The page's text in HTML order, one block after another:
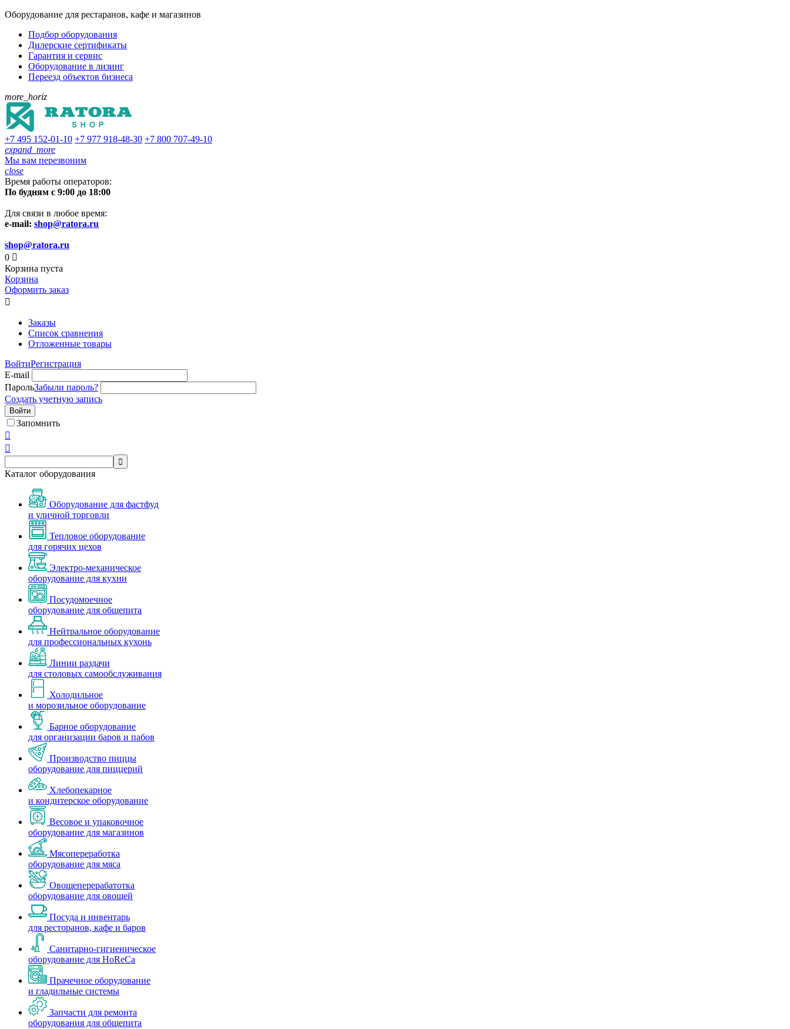
Оборудование для рестаранов, кафе и магазинов
Подбор оборудования
Дилерские сертификаты
Гарантия и сервис
Оборудование в лизинг
Переезд объектов бизнеса
more_horiz
+7 495 152-01-10 +7 977 918-48-30 +7 800 707-49-10
expand_more
Мы вам перезвоним
close
Время работы операторов:
По будням с 9:00 до 18:00
Для связи в любое время:
e-mail: shop@ratora.ru
shop@ratora.ru
0 
Корзина пуста
Корзина
Оформить заказ

Заказы
Список сравнения
Отложенные товары
ВойтиРегистрация
E-mail
ПарольЗабыли пароль?
Создать учетную запись
Войти
Запомнить



Каталог оборудования
Оборудование для фастфуд
и уличной торговли
Тепловое оборудование
для горячих цехов
Электро-механическое
оборудование для кухни
Посудомоечное
оборудование для общепита
Нейтральное оборудование
для профессиональных кухонь
Линии раздачи
для столовых самообслуживания
Холодильное
и морозильное оборудование
Барное оборудование
для организации баров и пабов
Производство пиццы
оборудование для пиццерий
Хлебопекарное
и кондитерское оборудование
Весовое и упаковочное
оборудование для магазинов
Мясопереработка
оборудование для мяса
Овощеперерабатотка
оборудование для овощей
Посуда и инвентарь
для ресторанов, кафе и баров
Санитарно-гигиеническое
оборудование для HoReCa
Прачечное оборудование
и гладильные системы
Запчасти для ремонта
оборудования для общепита